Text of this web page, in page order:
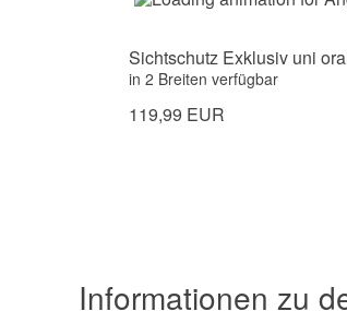
Sichtschutz Exklusiv uni
in 2 Breiten verfügbar
119,99 EUR
Informationen zu